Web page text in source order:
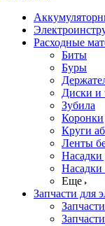
Расходные
Биты
Буры
Диски
Зубила
Коронки
Круги
Ленты
Насадки
Еще
Запчасти для